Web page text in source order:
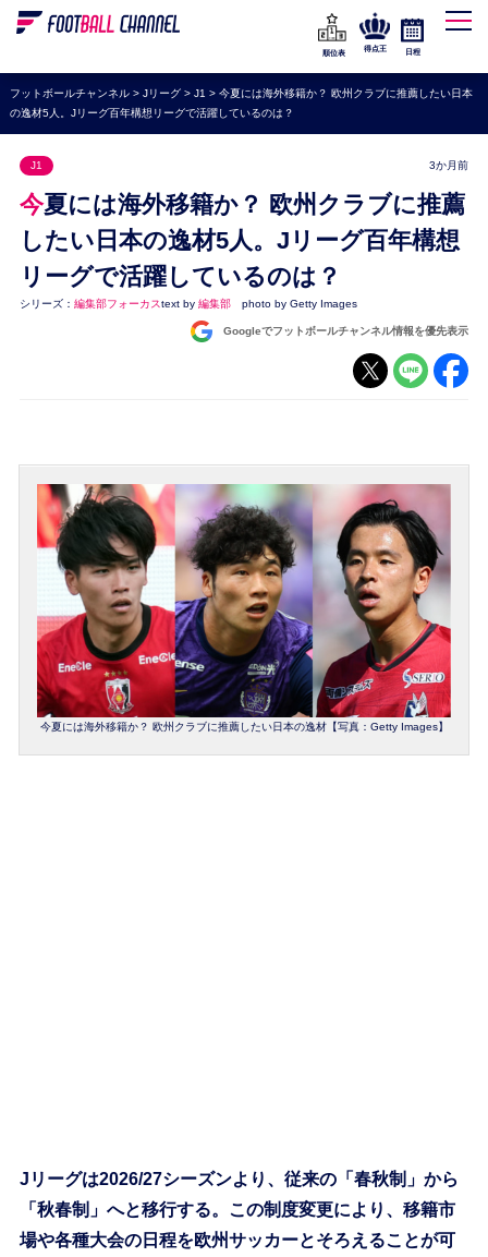
WEリーグ
海外サッカー
プレミアリーグ
セリエA
ブンデスリーガ
UEFA
ナショナルチーム
順位表
得点王 日程
フットボールチャンネル> Jリーグ> J1 > 今夏には海外移籍か？ 欧州クラブに推薦したい日本
の逸材5人。Jリーグ百年構想リーグで活躍しているのは？
J1 3か月前
今夏には海外移籍か？ 欧州クラブに推薦
したい日本の逸材5人。Jリーグ百年構想
リーグで活躍しているのは？
シリーズ： 編集部フォーカスtext by 編集部 photo by Getty Images
Googleでフットボールチャンネル情報を優先表示
今夏には海外移籍か？ 欧州クラブに推薦したい日本の逸材【写真：Getty Images】
Jリーグは2026/27シーズンより、従来の「春秋制」から
「秋春制」へと移行する。この制度変更により、移籍市
場や各種大会の日程を欧州サッカーとそろえることが可